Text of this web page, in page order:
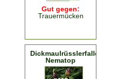
Gut gegen:
Trauermücken
Dickmaulrüsslerfalle
Nematop